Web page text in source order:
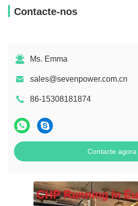
Contacte-nos
Ms. Emma
sales@sevenpower.com.cn
86-15308181874
Contacte agora